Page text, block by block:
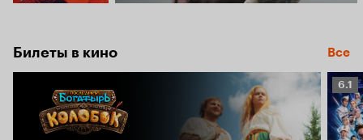
Билеты в кино Все
6.1
6.1